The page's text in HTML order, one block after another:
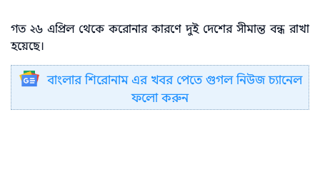
গত ২৬ এপ্রিল থেকে করোনার কারণে দুই দেশের সীমান্ত বন্ধ রাখা
হয়েছে।
বাংলার শিরোনাম এর খবর পেতে গুগল নিউজ চ্যানেল
ফলো করুন